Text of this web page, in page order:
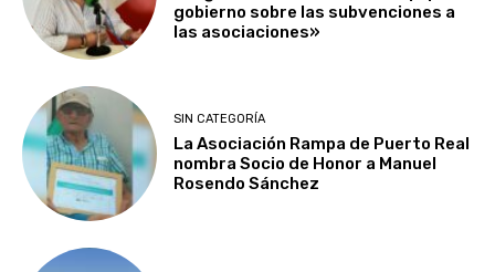
gobierno sobre las subvenciones a
las asociaciones»
SIN CATEGORÍA
La Asociación Rampa de Puerto Real
nombra Socio de Honor a Manuel
Rosendo Sánchez